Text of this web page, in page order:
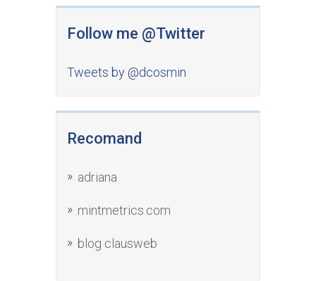
Follow me @Twitter
Tweets by @dcosmin
Recomand
adriana
mintmetrics.com
blog clausweb